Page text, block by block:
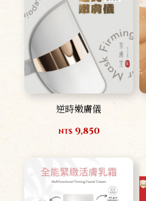
逆時嫩膚儀
NT$9,850